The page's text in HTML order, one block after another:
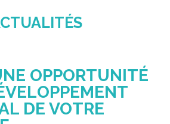
OPPORTUNITÉ
DE VOTRE